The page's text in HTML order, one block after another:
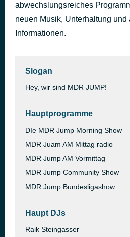
abwechslungsreiches
neuen Musik, Unterhaltung und
Informationen.
Slogan
Hey, wir sind MDR JUMP!
Hauptprogramme
DIe MDR Jump Morning Show
MDR Juam AM Mittag radio
MDR Jump AM Vormittag
MDR Jump Community Show
MDR Jump Bundesligashow
Haupt DJs
Raik Steingasser